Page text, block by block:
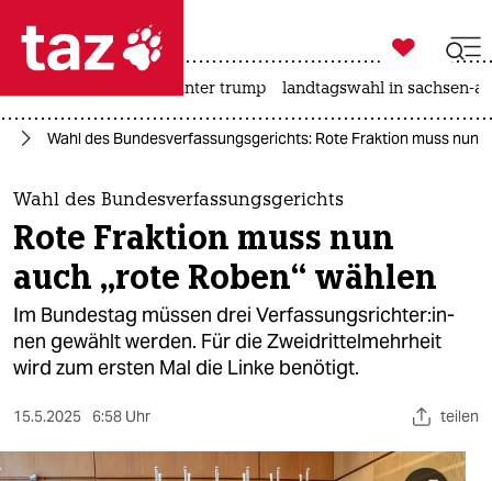
 taz zahl ich
taz zahl ich
themen
politik
öko
gesellschaft
sport

taz zahl ich
usa unter trump landtagswahl in sachsen-
Wahl des Bundesverfassungsgerichts: Rote Fraktion muss nun
Wahl des Bundesverfassungsgerichts
Rote Fraktion muss nun
auch „rote Roben“ wählen
Im Bundestag müssen drei Ver­fas­sungs­rich­te­r:in­
nen gewählt werden. Für die Zweidrittelmehrheit
wird zum ersten Mal die Linke benötigt.
15.5.2025 6:58 Uhr teilen